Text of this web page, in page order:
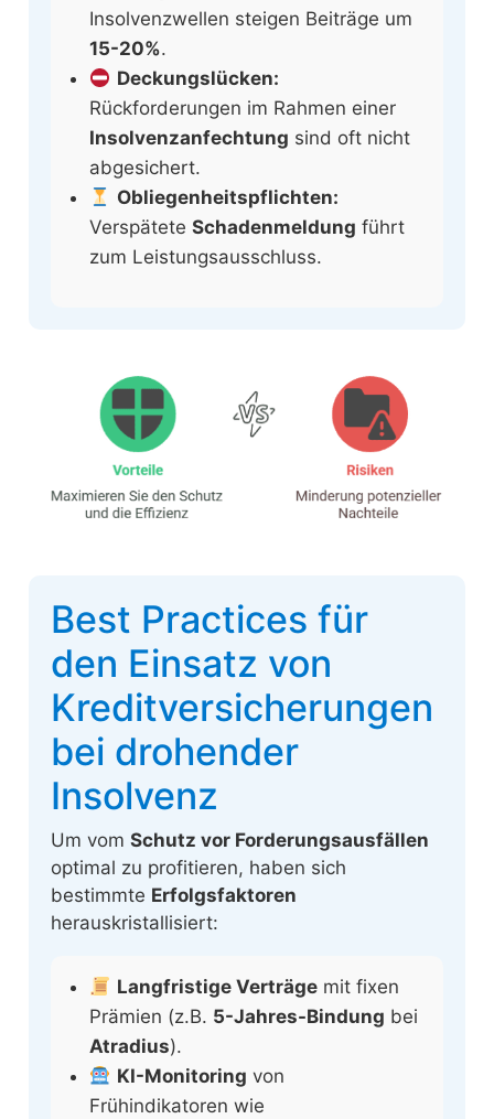
Insolvenzwellen steigen Beiträge um
15-20%.
Deckungslücken:
Rückforderungen im Rahmen einer
Insolvenzanfechtung sind oft nicht
abgesichert.
Obliegenheitspflichten:
VerspäteteSchadenmeldung führt
zum Leistungsausschluss.
Best Practices für
den Einsatz von
Kreditversicherungen
bei drohender
Insolvenz
Um vomSchutz vor Forderungsausfällen
optimal zu profitieren, haben sich
bestimmte Erfolgsfaktoren
herauskristallisiert:
Langfristige Verträgemit fixen
Prämien (z.B. 5-Jahres-Bindung bei
Atradius).
KI-Monitoring von
Frühindikatoren wie